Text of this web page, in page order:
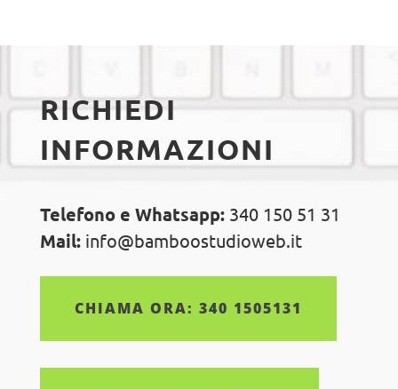
RICHIEDI
INFORMAZIONI
Telefono e Whatsapp:340 150 51 31
Mail:info@bamboostudioweb.it
CHIAMA ORA: 340 1505131